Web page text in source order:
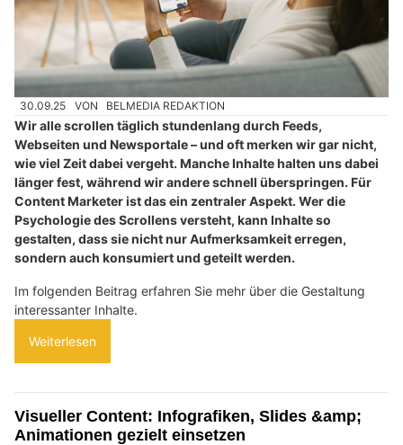
30.09.25 VON BELMEDIA REDAKTION
Wir alle scrollen täglich stundenlang durch Feeds,
Webseiten und Newsportale – und oft merken wir gar nicht,
wie viel Zeit dabei vergeht. Manche Inhalte halten uns dabei
länger fest, während wir andere schnell überspringen. Für
Content Marketer ist das ein zentraler Aspekt. Wer die
Psychologie des Scrollens versteht, kann Inhalte so
gestalten, dass sie nicht nur Aufmerksamkeit erregen,
sondern auch konsumiert und geteilt werden.
Im folgenden Beitrag erfahren Sie mehr über die Gestaltung
interessanter Inhalte.
Weiterlesen
Visueller Content: Infografiken, Slides &amp;
Animationen gezielt einsetzen